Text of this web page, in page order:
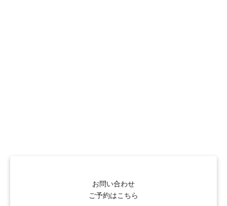
お問い合わせ
ご予約はこちら